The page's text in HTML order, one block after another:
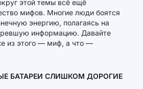
этой темы всё ещё
мифов. Многие люди боятся
энергию, полагаясь на
информацию. Давайте
из этого — миф, а что —
БАТАРЕИ СЛИШКОМ ДОРОГИЕ